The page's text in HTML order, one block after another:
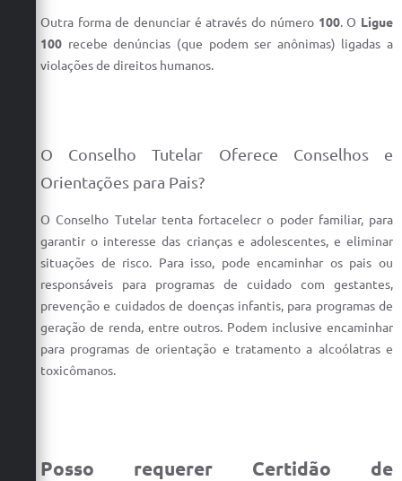
Outra forma de denunciar é através do número 100. O Ligue
100 recebe denúncias (que podem ser anônimas) ligadas a
violações de direitos humanos.
O Conselho Tutelar Oferece Conselhos e
Orientações para Pais?
O Conselho Tutelar tenta fortacelecr o poder familiar, para
garantir o interesse das crianças e adolescentes, e eliminar
situações de risco. Para isso, pode encaminhar os pais ou
responsáveis para programas de cuidado com gestantes,
prevenção e cuidados de doenças infantis, para programas de
geração de renda, entre outros. Podem inclusive encaminhar
para programas de orientação e tratamento a alcoólatras e
toxicômanos.
Posso requerer Certidão de